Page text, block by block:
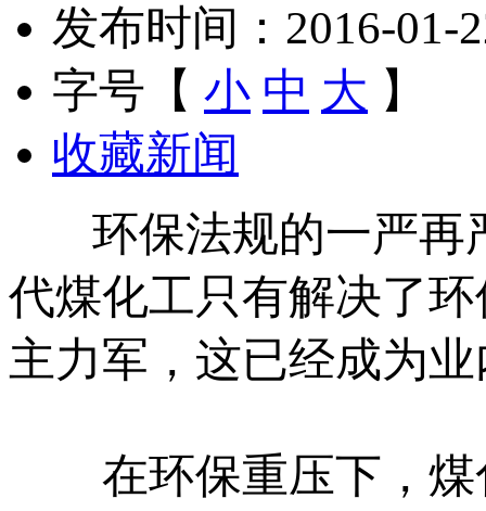
发布时间：2016-01-
字号【 小 中 大 】
收藏新闻
环保法规的一严再
代煤化工只有解决了
主力军，这已经成为
在环保重压下，煤